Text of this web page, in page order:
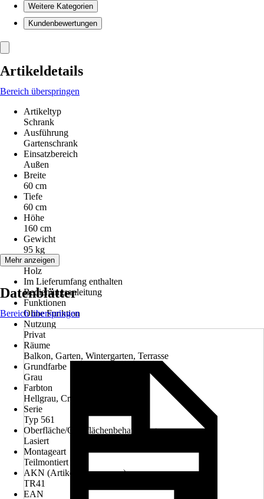
Weitere Kategorien
Kundenbewertungen
Artikeldetails
Bereich überspringen
Artikeltyp
Schrank
Ausführung
Gartenschrank
Einsatzbereich
Außen
Breite
60 cm
Tiefe
60 cm
Höhe
160 cm
Gewicht
95 kg
Material
Holz
Im Lieferumfang enthalten
Bedienungsanleitung
Funktionen
Ohne Funktion
Nutzung
Privat
Räume
Balkon, Garten, Wintergarten, Terrasse
Grundfarbe
Grau
Farbton
Hellgrau, Cremeweiß
Serie
Typ 561
Oberfläche/Oberflächenbehandlung
Lasiert
Montageart
Teilmontiert
AKN (Artikelkurznummer)
TR41
EAN
Mehr anzeigen
Datenblätter
Bereich überspringen